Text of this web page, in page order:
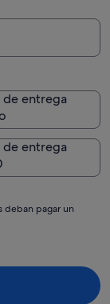
de entrega
de entrega
deban pagar un